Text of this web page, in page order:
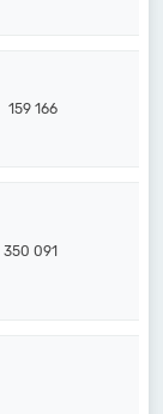
159 166
350 091